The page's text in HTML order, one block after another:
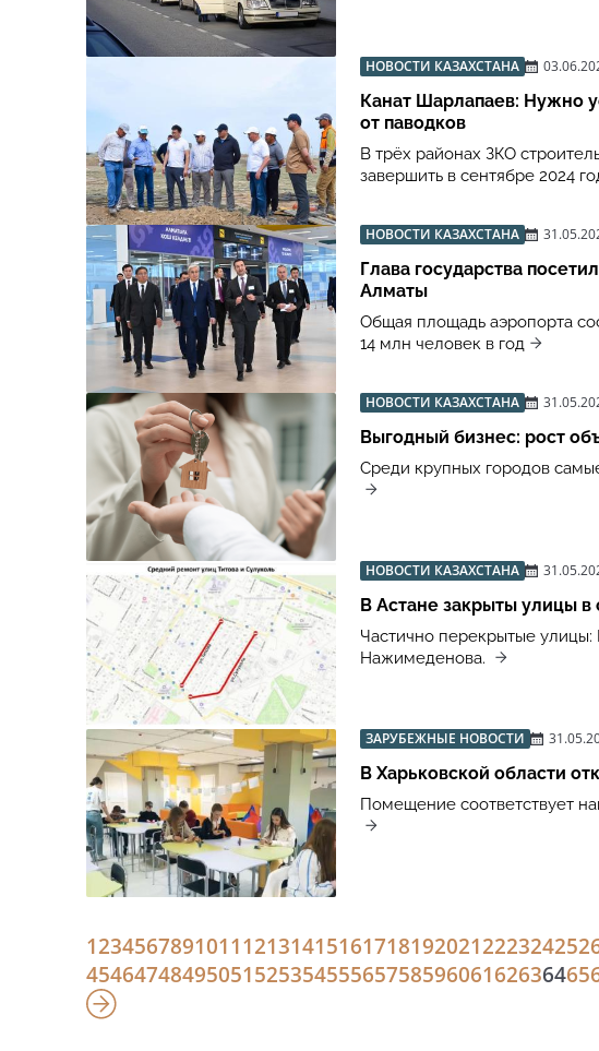
НОВОСТИ КАЗАХСТАНА
Канат Шарлапаев: Нужно
от паводков
В трёх районах ЗКО
завершить в сентябре 2024
НОВОСТИ КАЗАХСТАНА
Глава государства
Алматы
Общая площадь аэропорта
14 млн человек в год
НОВОСТИ КАЗАХСТАНА
Выгодный бизнес: рост
Среди крупных городов
НОВОСТИ КАЗАХСТАНА
В Астане закрыты улицы
Частично перекрытые
Нажимеденова.
ЗАРУБЕЖНЫЕ НОВОСТИ
В Харьковской области
Помещение соответствует
12345678910111213141516171819202122232425
454647484950515253545556575859606162636465